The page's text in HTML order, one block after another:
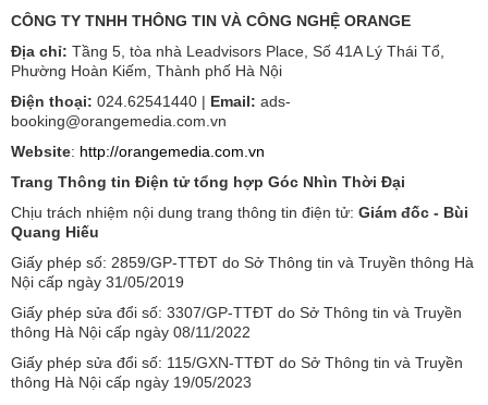
CÔNG TY TNHH THÔNG TIN VÀ CÔNG NGHỆ ORANGE
Địa chỉ: Tầng 5, tòa nhà Leadvisors Place, Số 41A Lý Thái Tổ,
Phường Hoàn Kiếm, Thành phố Hà Nội
Điện thoại: 024.62541440 | Email: ads-
booking@orangemedia.com.vn
Website: http://orangemedia.com.vn
Trang Thông tin Điện tử tổng hợp Góc Nhìn Thời Đại
Chịu trách nhiệm nội dung trang thông tin điện tử: Giám đốc - Bùi
Quang Hiếu
Giấy phép số: 2859/GP-TTĐT do Sở Thông tin và Truyền thông Hà
Nội cấp ngày 31/05/2019
Giấy phép sửa đổi số: 3307/GP-TTĐT do Sở Thông tin và Truyền
thông Hà Nội cấp ngày 08/11/2022
Giấy phép sửa đổi số: 115/GXN-TTĐT do Sở Thông tin và Truyền
thông Hà Nội cấp ngày 19/05/2023